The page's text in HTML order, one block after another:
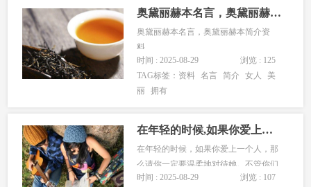
奥黛丽赫本名言，奥黛丽赫本简介资料
奥黛丽赫本名言，奥黛丽赫本简介资
料...
时间 : 2025-08-29
浏览 : 125
TAG标签： 资料 名言 简介 女人
美
丽 拥有
在年轻的时候,如果你爱上一个人
在年轻的时候，如果你爱上一个人，那
么请你一定要温柔地对待她。不管你们
相爱的时间多久，若不能温柔地相待，
时间 : 2025-08-29
浏览 : 107